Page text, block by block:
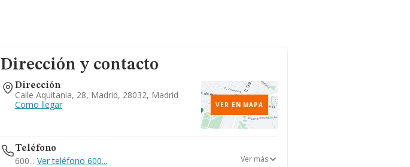
Dirección y contacto
Dirección
Calle Aquitania, 28, Madrid, 28032, Madrid
Como llegar
VER EN MAPA
Teléfono
600... Ver teléfono 600... Ver más